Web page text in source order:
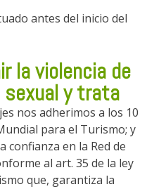
antes del inicio del
la violencia de
sexual y trata
nos adherimos a los 10
para el Turismo; y
confianza en la Red de
al art. 35 de la ley
que, garantiza la